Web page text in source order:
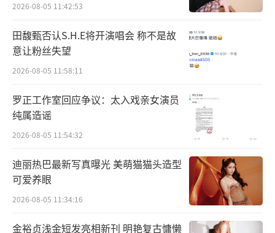
2026-08-05 11:42:53
田馥甄否认S.H.E将开演唱会 称不是故
意让粉丝失望
2026-08-05 11:58:11
罗正工作室回应争议：太入戏亲女演员
纯属造谣
2026-08-05 11:54:32
迪丽热巴最新写真曝光 美萌猫猫头造型
可爱养眼
2026-08-05 11:34:16
金裕贞浅金短发亮相新刊 明艳复古慵懒